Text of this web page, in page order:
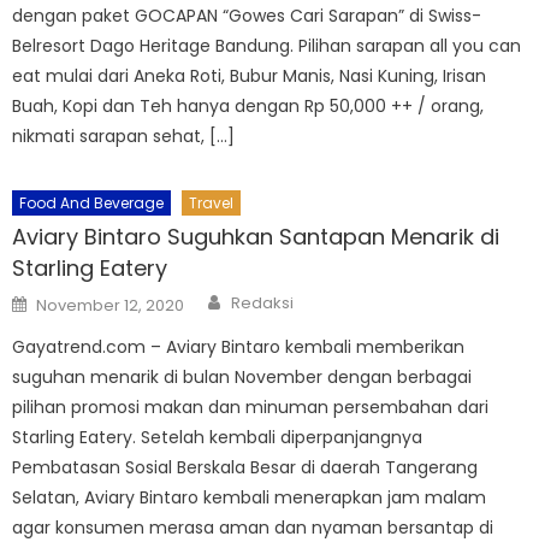
dengan paket GOCAPAN “Gowes Cari Sarapan” di Swiss-
Belresort Dago Heritage Bandung. Pilihan sarapan all you can
eat mulai dari Aneka Roti, Bubur Manis, Nasi Kuning, Irisan
Buah, Kopi dan Teh hanya dengan Rp 50,000 ++ / orang,
nikmati sarapan sehat, […]
Food And Beverage Travel
Aviary Bintaro Suguhkan Santapan Menarik di
Starling Eatery
Posted
on
November 12, 2020 Author
Redaksi
Gayatrend.com – Aviary Bintaro kembali memberikan
suguhan menarik di bulan November dengan berbagai
pilihan promosi makan dan minuman persembahan dari
Starling Eatery. Setelah kembali diperpanjangnya
Pembatasan Sosial Berskala Besar di daerah Tangerang
Selatan, Aviary Bintaro kembali menerapkan jam malam
agar konsumen merasa aman dan nyaman bersantap di